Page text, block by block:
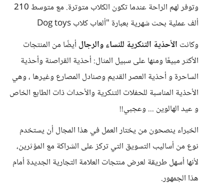
وتوفر لهم الراحة عندما تكون الكلاب متوترة. مع متوسط 210
ألف عملية بحث شهرية بعبارة "ألعاب كلاب Dog toys
وكانت الأحذية التنكرية للنساء والرجال أيضًا من المنتجات
الأكثر مبيعًا ومنها على سبيل المثال: أحذية القراصنة وأحذية
الساحرة و أحذية العصر القديم وصنادل المصارع وغيرها ، وهي
الأحذية المناسبة للحفلات التنكرية والأحداث ذات الطابع الخاص
و عيد الهالوين ... وعجبي!!
الخبراء ينصحون من يختار العمل في هذا المجال أن يستخدم
نوع من أساليب التسويق التي تركز على الشراكة مع المؤثرين،
لأنها أسهل طريقة لعرض منتجات العلامة التجارية الجديدة أمام
هذا الجمهور.